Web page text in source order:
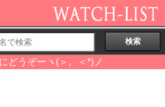
どうぞーヽ(＞。＜*)ノ